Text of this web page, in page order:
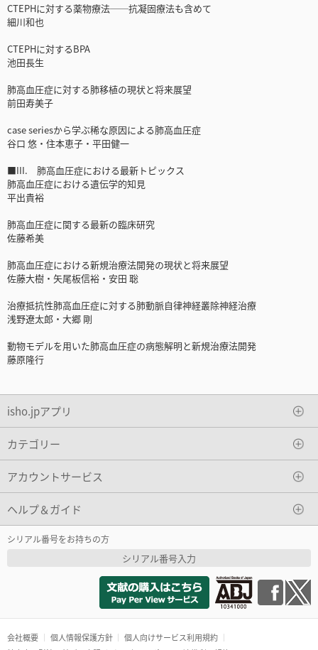
CTEPHに対する薬物療法──抗凝固療法も含めて
細川和也
CTEPHに対するBPA
池田長生
肺高血圧症に対する肺移植の現状と将来展望
前田寿美子
case seriesから学ぶ稀な原因による肺高血圧症
谷口 悠・住本恵子・平田健一
■III. 肺高血圧症における最新トピックス
肺高血圧症における遺伝学的知見
平出貴裕
肺高血圧症に関する最新の臨床研究
佐藤希美
肺高血圧症における新規治療法開発の現状と将来展望
佐藤大樹・矢尾板信裕・安田 聡
治療抵抗性肺高血圧症に対する肺動脈自律神経叢除神経治療
浅野遼太郎・大郷 剛
動物モデルを用いた肺高血圧症の病態解明と新規治療法開発
藤原隆行
isho.jpアプリ
カテゴリー
アカウントサービス
ヘルプ＆ガイド
シリアル番号をお持ちの方
シリアル番号入力
会社概要 個人情報保護方針
個人向けサービス利用規約